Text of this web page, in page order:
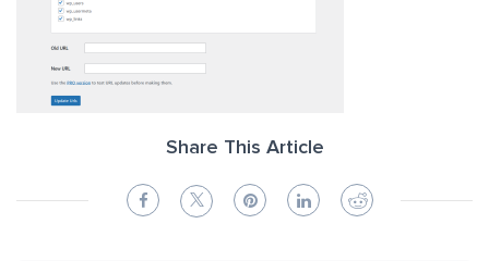
Share This Article